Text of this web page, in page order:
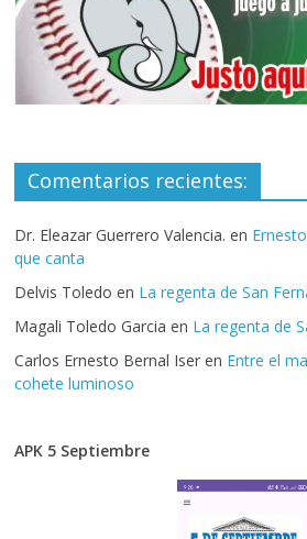
Comentarios recientes:
Dr. Eleazar Guerrero Valencia. en
que canta
Delvis Toledo en La regenta de San
Magali Toledo Garcia en La regenta de
Carlos Ernesto Bernal Iser en Entre el
cohete luminoso
APK 5 Septiembre